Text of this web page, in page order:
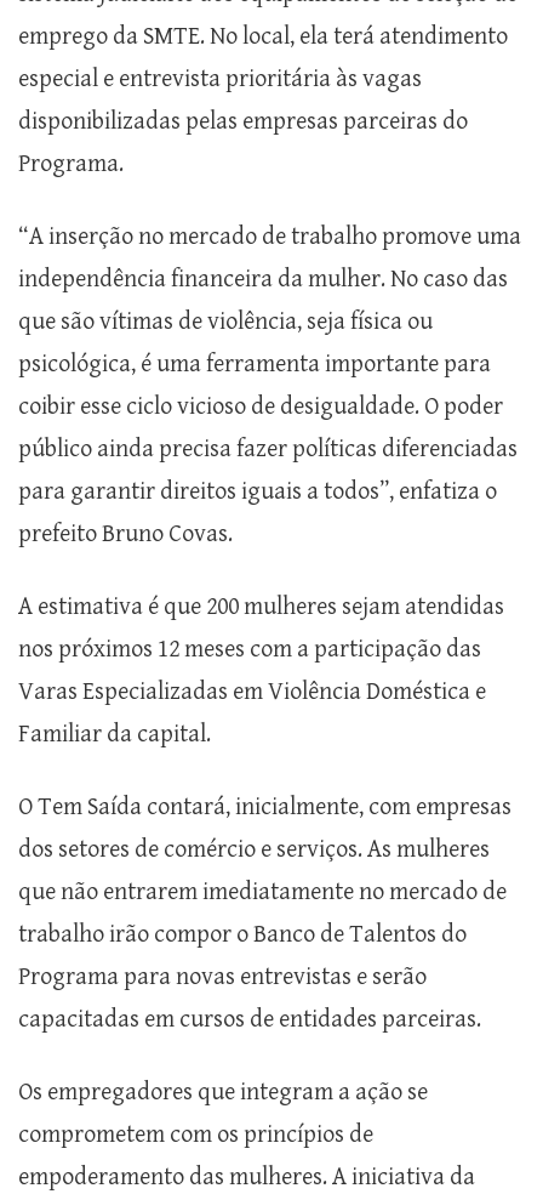
emprego da SMTE. No local, ela terá atendimento
especial e entrevista prioritária às vagas
disponibilizadas pelas empresas parceiras do
Programa.
“A inserção no mercado de trabalho promove uma
independência financeira da mulher. No caso das
que são vítimas de violência, seja física ou
psicológica, é uma ferramenta importante para
coibir esse ciclo vicioso de desigualdade. O poder
público ainda precisa fazer políticas diferenciadas
para garantir direitos iguais a todos”, enfatiza o
prefeito Bruno Covas.
A estimativa é que 200 mulheres sejam atendidas
nos próximos 12 meses com a participação das
Varas Especializadas em Violência Doméstica e
Familiar da capital.
O Tem Saída contará, inicialmente, com empresas
dos setores de comércio e serviços. As mulheres
que não entrarem imediatamente no mercado de
trabalho irão compor o Banco de Talentos do
Programa para novas entrevistas e serão
capacitadas em cursos de entidades parceiras.
Os empregadores que integram a ação se
comprometem com os princípios de
empoderamento das mulheres. A iniciativa da